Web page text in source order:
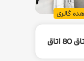
گالری
80 اتاق